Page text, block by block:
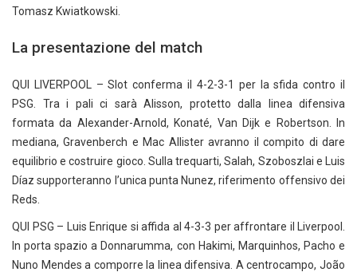
Tomasz Kwiatkowski.
La presentazione del match
QUI LIVERPOOL – Slot conferma il 4-2-3-1 per la sfida contro il
PSG. Tra i pali ci sarà Alisson, protetto dalla linea difensiva
formata da Alexander-Arnold, Konaté, Van Dijk e Robertson. In
mediana, Gravenberch e Mac Allister avranno il compito di dare
equilibrio e costruire gioco. Sulla trequarti, Salah, Szoboszlai e Luis
Díaz supporteranno l’unica punta Nunez, riferimento offensivo dei
Reds.
QUI PSG – Luis Enrique si affida al 4-3-3 per affrontare il Liverpool.
In porta spazio a Donnarumma, con Hakimi, Marquinhos, Pacho e
Nuno Mendes a comporre la linea difensiva. A centrocampo, João